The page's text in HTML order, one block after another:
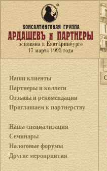
Наши клиенты
Партнеры и коллеги
Отзывы и рекомендации
Приглашаем к партнерству
Наша специализация
Семинары
Налоговые форумы
Другие мероприятия